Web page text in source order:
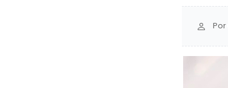
Por